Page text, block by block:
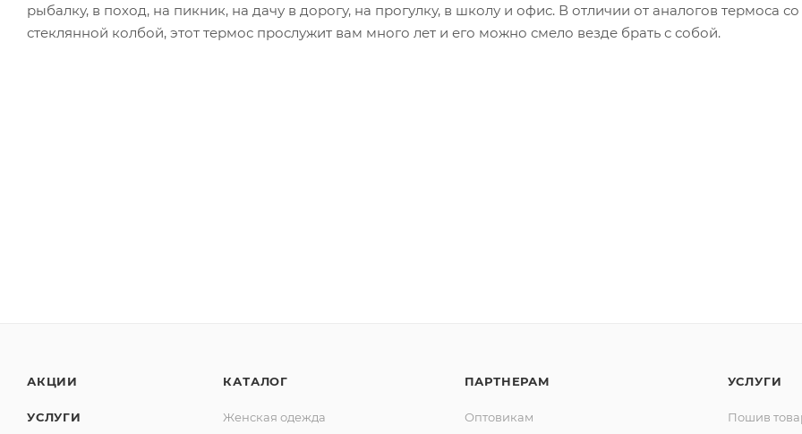
рыбалку, в поход, на пикник, на дачу в дорогу, на прогулку, в школу и офис. В отличии от аналогов термоса со
стеклянной колбой, этот термос прослужит вам много лет и его можно смело везде брать с собой.
АКЦИИ
УСЛУГИ
КАТАЛОГ
Женская одежда
ПАРТНЕРАМ
Оптовикам
УСЛУГИ
Пошив